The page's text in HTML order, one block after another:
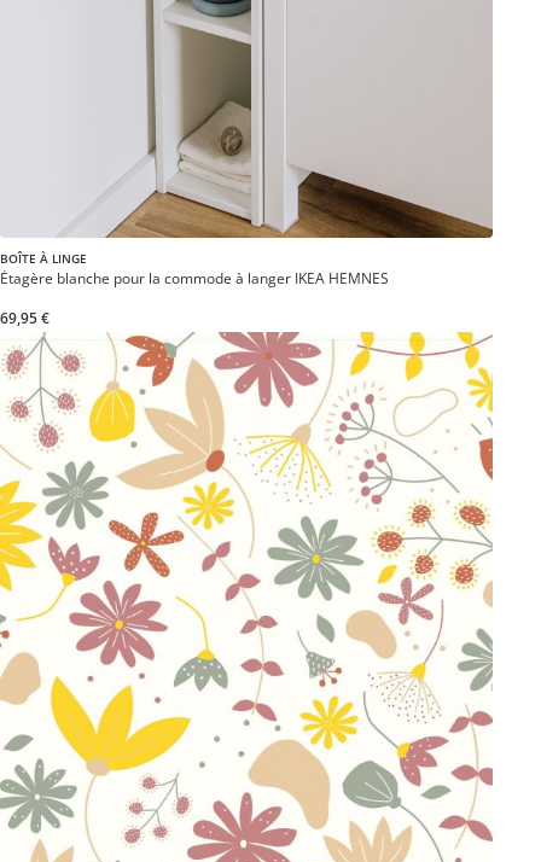
BOÎTE À LINGE
Étagère blanche pour la commode à langer IKEA HEMNES
69,95 €